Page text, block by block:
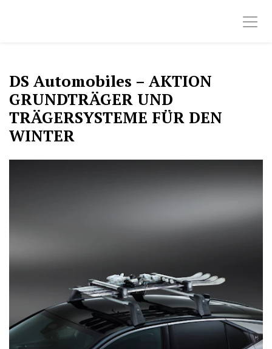
DS Automobiles – AKTION
GRUNDTRÄGER UND
TRÄGERSYSTEME FÜR DEN
WINTER